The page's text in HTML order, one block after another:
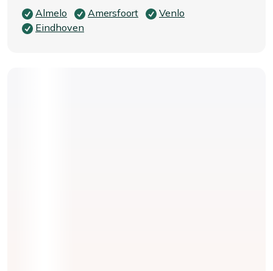
Almelo Amersfoort
Venlo
Eindhoven